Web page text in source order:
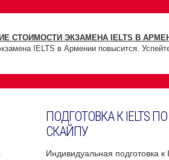
СТОИМОСТИ ЭКЗАМЕНА IELTS В
IELTS в Армении повысится.
ПОДГОТОВКА К IELTS ПО
СКАЙПУ
Индивидуальная подготовка к